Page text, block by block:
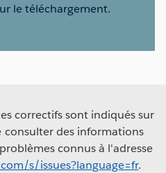
le téléchargement.
correctifs sont indiqués sur
consulter des informations
connus à l'adresse
s/issues?language=fr.